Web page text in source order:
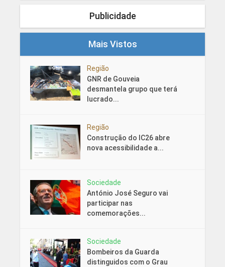
Publicidade
Mais Vistos
Região
GNR de Gouveia
desmantela grupo que terá
lucrado...
Região
Construção do IC26 abre
nova acessibilidade a...
Sociedade
António José Seguro vai
participar nas
comemorações...
Sociedade
Bombeiros da Guarda
distinguidos com o Grau